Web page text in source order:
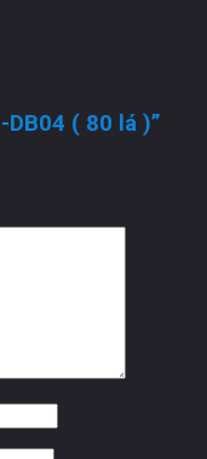
( 80 lá )”